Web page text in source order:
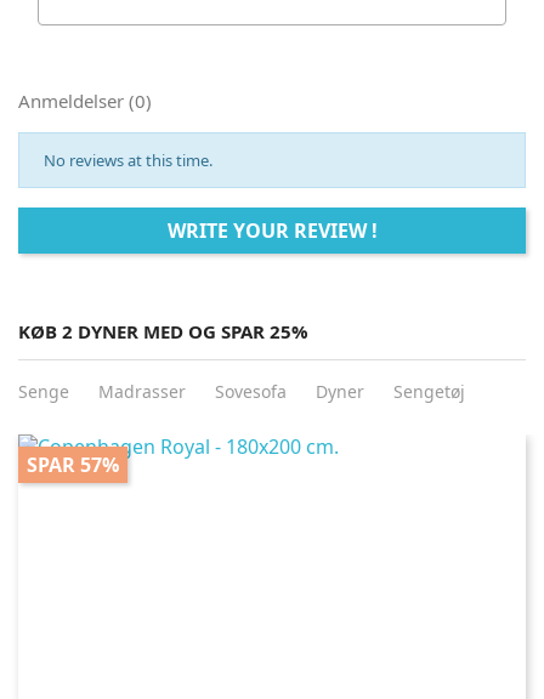
Anmeldelser (0)
No reviews at this time.
WRITE YOUR REVIEW !
KØB 2 DYNER MED OG SPAR 25%
Senge Madrasser Sovesofa Dyner Sengetøj
SPAR 57%